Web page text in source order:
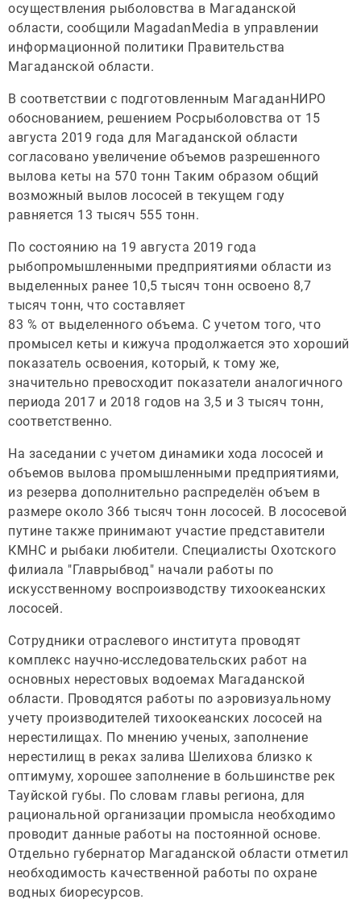
осуществления рыболовства в Магаданской
области, сообщили MagadanMedia в управлении
информационной политики Правительства
Магаданской области.
В соответствии с подготовленным МагаданНИРО
обоснованием, решением Росрыболовства от 15
августа 2019 года для Магаданской области
согласовано увеличение объемов разрешенного
вылова кеты на 570 тонн Таким образом общий
возможный вылов лососей в текущем году
равняется 13 тысяч 555 тонн.
По состоянию на 19 августа 2019 года
рыбопромышленными предприятиями области из
выделенных ранее 10,5 тысяч тонн освоено 8,7
тысяч тонн, что составляет
83 % от выделенного объема. С учетом того, что
промысел кеты и кижуча продолжается это хороший
показатель освоения, который, к тому же,
значительно превосходит показатели аналогичного
периода 2017 и 2018 годов на 3,5 и 3 тысяч тонн,
соответственно.
На заседании с учетом динамики хода лососей и
объемов вылова промышленными предприятиями,
из резерва дополнительно распределён объем в
размере около 366 тысяч тонн лососей. В лососевой
путине также принимают участие представители
КМНС и рыбаки любители. Специалисты Охотского
филиала "Главрыбвод" начали работы по
искусственному воспроизводству тихоокеанских
лососей.
Сотрудники отраслевого института проводят
комплекс научно-исследовательских работ на
основных нерестовых водоемах Магаданской
области. Проводятся работы по аэровизуальному
учету производителей тихоокеанских лососей на
нерестилищах. По мнению ученых, заполнение
нерестилищ в реках залива Шелихова близко к
оптимуму, хорошее заполнение в большинстве рек
Тауйской губы. По словам главы региона, для
рациональной организации промысла необходимо
проводит данные работы на постоянной основе.
Отдельно губернатор Магаданской области отметил
необходимость качественной работы по охране
водных биоресурсов.